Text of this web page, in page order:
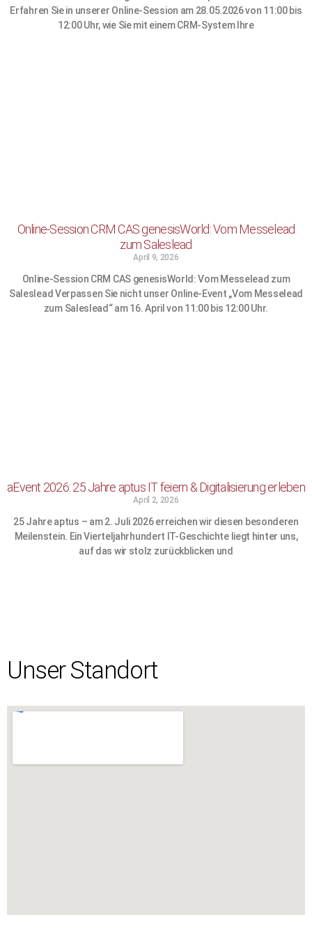
Erfahren Sie in unserer Online-Session am 28.05.2026 von 11:00 bis
12:00 Uhr, wie Sie mit einem CRM-System Ihre
Online-Session CRM CAS genesisWorld: Vom Messelead
zum Saleslead
April 9, 2026
Online-Session CRM CAS genesisWorld: Vom Messelead zum
Saleslead Verpassen Sie nicht unser Online-Event „Vom Messelead
zum Saleslead“ am 16. April von 11:00 bis 12:00 Uhr.
aEvent 2026: 25 Jahre aptus IT feiern & Digitalisierung erleben
April 2, 2026
25 Jahre aptus – am 2. Juli 2026 erreichen wir diesen besonderen
Meilenstein. Ein Vierteljahrhundert IT-Geschichte liegt hinter uns,
auf das wir stolz zurückblicken und
Unser Standort